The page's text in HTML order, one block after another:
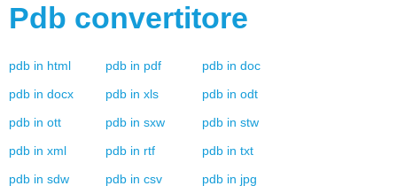
Pdb convertitore
pdb in html pdb in pdf pdb in doc
pdb in docx pdb in xls pdb in odt
pdb in ott pdb in sxw pdb in stw
pdb in xml pdb in rtf pdb in txt
pdb in sdw pdb in csv pdb in jpg